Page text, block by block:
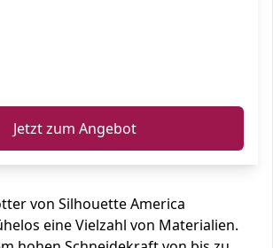
Jetzt zum Angebot
von Silhouette America
eine Vielzahl von Materialien.